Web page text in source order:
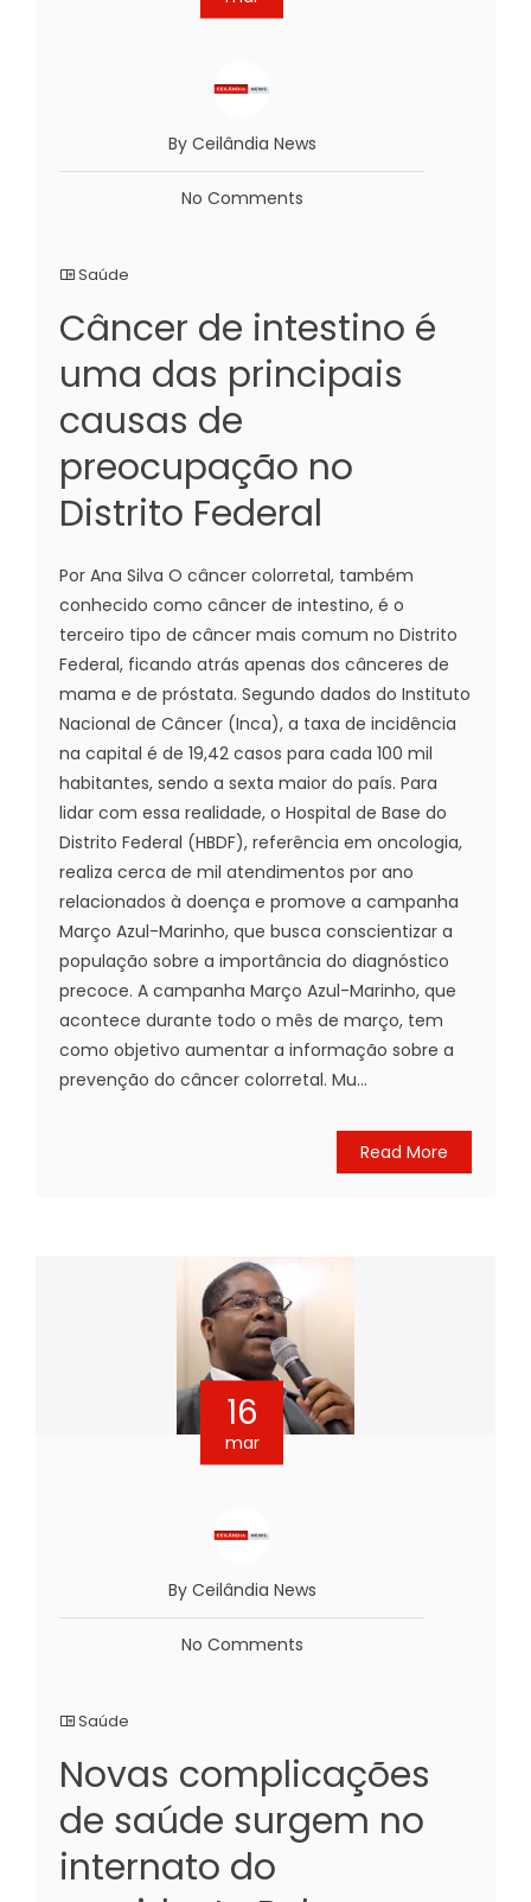
By Ceilândia News
No Comments
Saúde
Câncer de intestino é
uma das principais
causas de
preocupação no
Distrito Federal
Por Ana Silva O câncer colorretal, também
conhecido como câncer de intestino, é o
terceiro tipo de câncer mais comum no Distrito
Federal, ficando atrás apenas dos cânceres de
mama e de próstata. Segundo dados do Instituto
Nacional de Câncer (Inca), a taxa de incidência
na capital é de 19,42 casos para cada 100 mil
habitantes, sendo a sexta maior do país. Para
lidar com essa realidade, o Hospital de Base do
Distrito Federal (HBDF), referência em oncologia,
realiza cerca de mil atendimentos por ano
relacionados à doença e promove a campanha
Março Azul-Marinho, que busca conscientizar a
população sobre a importância do diagnóstico
precoce. A campanha Março Azul-Marinho, que
acontece durante todo o mês de março, tem
como objetivo aumentar a informação sobre a
prevenção do câncer colorretal. Mu...
Read More
16
mar
By Ceilândia News
No Comments
Saúde
Novas complicações
de saúde surgem no
internato do